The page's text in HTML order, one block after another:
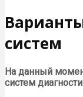
систем
На данный
систем